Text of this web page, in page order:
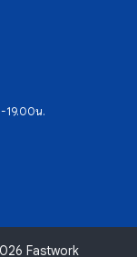
19.00น.
Fastwork